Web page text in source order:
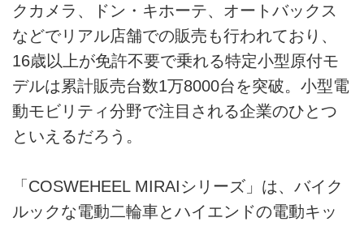
クカメラ、ドン・キホーテ、オートバックス
などでリアル店舗での販売も行われており、
16歳以上が免許不要で乗れる特定小型原付モ
デルは累計販売台数1万8000台を突破。小型電
動モビリティ分野で注目される企業のひとつ
といえるだろう。
「COSWEHEEL MIRAIシリーズ」は、バイク
ルックな電動二輪車とハイエンドの電動キッ